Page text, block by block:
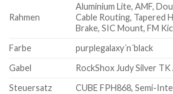
Rahmen
Aluminium Lite, AMF,
Cable Routing, Tapered
Brake, SIC Mount, FM
Farbe
purplegalaxy´n´black
Gabel
RockShox Judy Silver
Steuersatz
CUBE FPH868, Semi-